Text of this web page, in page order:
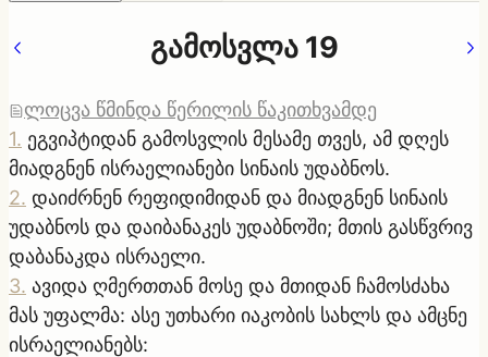
გამოსვლა 19
ლოცვა წმინდა წერილის წაკითხვამდე
1. ეგვიპტიდან გამოსვლის მესამე თვეს, ამ დღეს
მიადგნენ ისრაელიანები სინაის უდაბნოს.
2. დაიძრნენ რეფიდიმიდან და მიადგნენ სინაის
უდაბნოს და დაიბანაკეს უდაბნოში; მთის გასწვრივ
დაბანაკდა ისრაელი.
3. ავიდა ღმერთთან მოსე და მთიდან ჩამოსძახა
მას უფალმა: ასე უთხარი იაკობის სახლს და ამცნე
ისრაელიანებს: